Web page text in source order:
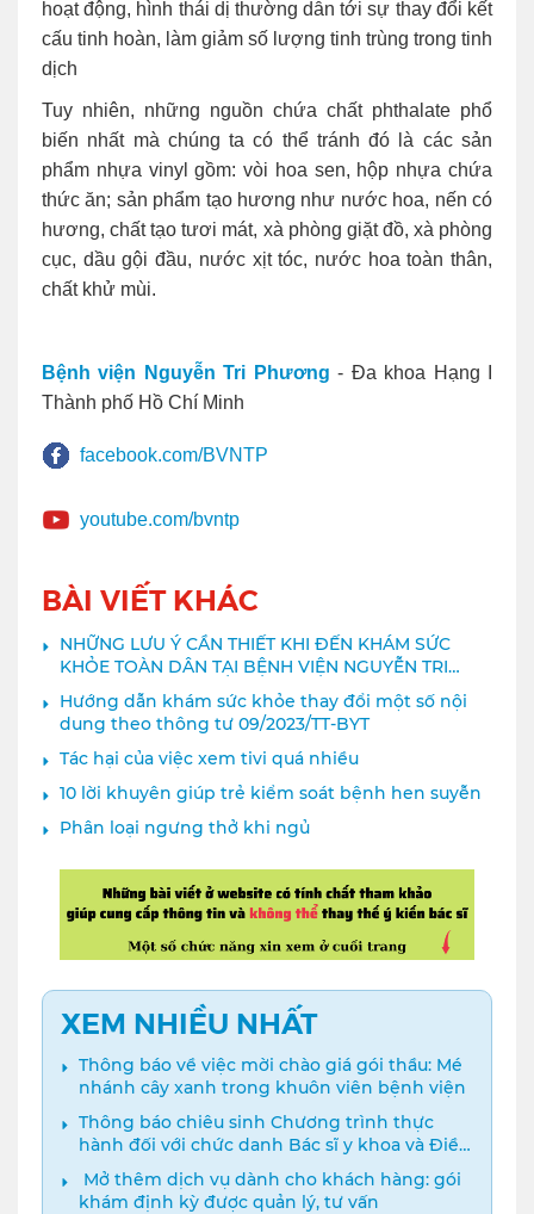
hoạt động, hình thái dị thường dẫn tới sự thay đổi kết
cấu tinh hoàn, làm giảm số lượng tinh trùng trong tinh
dịch
Tuy nhiên, những nguồn chứa chất phthalate phổ
biến nhất mà chúng ta có thể tránh đó là các sản
phẩm nhựa vinyl gồm: vòi hoa sen, hộp nhựa chứa
thức ăn; sản phẩm tạo hương như nước hoa, nến có
hương, chất tạo tươi mát, xà phòng giặt đồ, xà phòng
cục, dầu gội đầu, nước xịt tóc, nước hoa toàn thân,
chất khử mùi.
Bệnh viện Nguyễn Tri Phương - Đa khoa Hạng I
Thành phố Hồ Chí Minh
facebook.com/BVNTP
youtube.com/bvntp
BÀI VIẾT KHÁC
NHỮNG LƯU Ý CẦN THIẾT KHI ĐẾN KHÁM SỨC
KHỎE TOÀN DÂN TẠI BỆNH VIỆN NGUYỄN TRI
PHƯƠNG
Hướng dẫn khám sức khỏe thay đổi một số nội
dung theo thông tư 09/2023/TT-BYT
Tác hại của việc xem tivi quá nhiều
10 lời khuyên giúp trẻ kiểm soát bệnh hen suyễn
Phân loại ngưng thở khi ngủ
XEM NHIỀU NHẤT
Thông báo về việc mời chào giá gói thầu: Mé
nhánh cây xanh trong khuôn viên bệnh viện
Thông báo chiêu sinh Chương trình thực
hành đối với chức danh Bác sĩ y khoa và Điều
dưỡng năm 2024
️ Mở thêm dịch vụ dành cho khách hàng: gói
khám định kỳ được quản lý, tư vấn